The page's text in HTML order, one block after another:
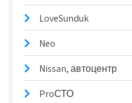
LoveSunduk
Neo
Nissan, автоцентр
ProСТО